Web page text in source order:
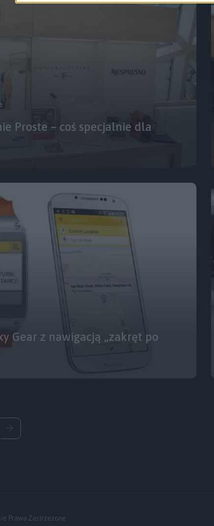
Proste – coś specjalnie dla
Gear z nawigacją „zakręt po
Prawa Zastrzeżone